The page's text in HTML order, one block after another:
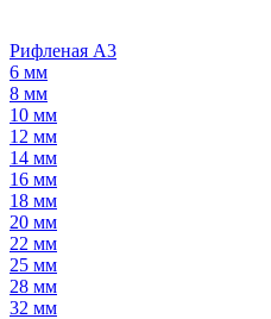
Рифленая А3
6 мм
8 мм
10 мм
12 мм
14 мм
16 мм
18 мм
20 мм
22 мм
25 мм
28 мм
32 мм